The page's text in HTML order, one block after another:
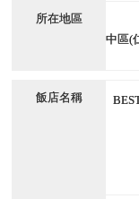
中區(